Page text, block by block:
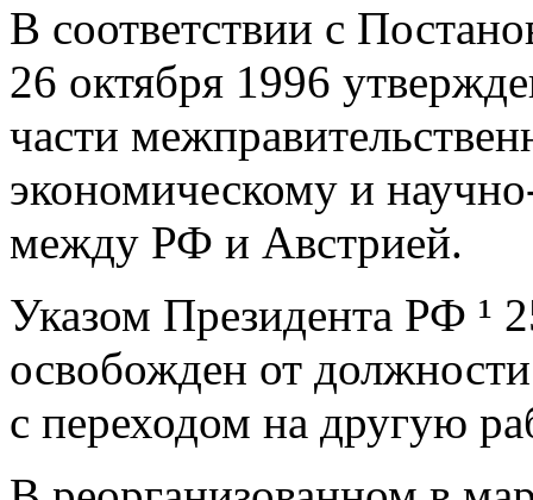
В соответствии с
26 октября 1996
части
экономическому и
между РФ и Австрией.
Указом Президента РФ ¹
освобожден от
с переходом на другую